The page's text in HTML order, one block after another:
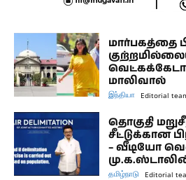
மார்பகத்தை
மாலிவால்
இந்தியா Editorial
தொகுதி
சீட்டுக்கான
– வீடியோ
தமிழ்நாடு Editorial